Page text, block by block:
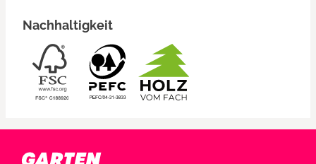
Nachhaltigkeit